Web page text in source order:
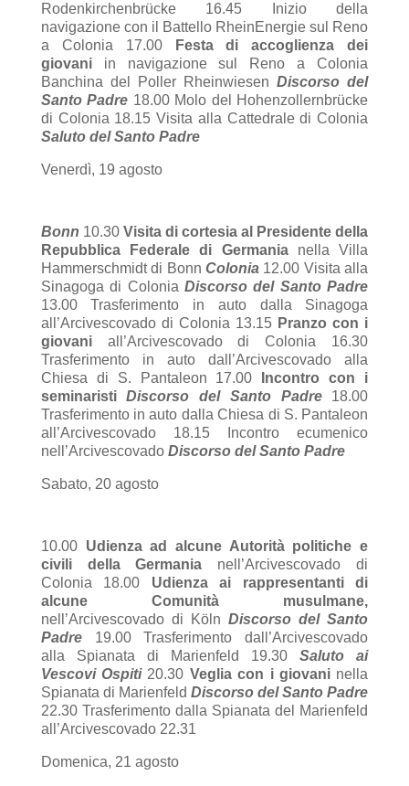
Rodenkirchenbrücke 16.45 Inizio della
navigazione con il Battello RheinEnergie sul Reno
a Colonia 17.00
Festa di accoglienza dei
giovaniin navigazione sul Reno a Colonia
Banchina del Poller RheinwiesenDiscorso del
Santo Padre 18.00 Molo del Hohenzollernbrücke
di Colonia 18.15 Visita alla Cattedrale di Colonia
Saluto del Santo Padre
Venerdì, 19 agosto
Bonn 10.30 Visita di cortesia al Presidente della
Repubblica Federale di Germanianella Villa
Hammerschmidt di Bonn Colonia 12.00 Visita alla
Sinagoga di Colonia Discorso del Santo Padre
13.00 Trasferimento in auto dalla Sinagoga
all’Arcivescovado di Colonia 13.15 Pranzo con i
giovaniall’Arcivescovado di Colonia 16.30
Trasferimento in auto dall’Arcivescovado alla
Chiesa di S. Pantaleon 17.00
Incontro con i
seminaristiDiscorso del Santo Padre18.00
Trasferimento in auto dalla Chiesa di S. Pantaleon
all’Arcivescovado 18.15 Incontro ecumenico
nell’Arcivescovado Discorso del Santo Padre
Sabato, 20 agosto
10.00 Udienza ad alcune Autorità politiche e
civili della Germania nell’Arcivescovado di
Colonia 18.00 Udienza ai rappresentanti di
alcune Comunità musulmane,
nell’Arcivescovado di KölnDiscorso del Santo
Padre19.00 Trasferimento dall’Arcivescovado
alla Spianata di Marienfeld 19.30Saluto ai
Vescovi Ospiti20.30 Veglia con i giovaninella
Spianata di Marienfeld Discorso del Santo Padre
22.30 Trasferimento dalla Spianata del Marienfeld
all’Arcivescovado 22.31
Domenica, 21 agosto